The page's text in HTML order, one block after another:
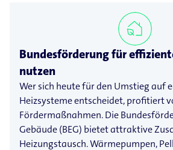
Bundesförderung für
nutzen
Wer sich heute für den Umstieg auf
Heizsysteme entscheidet, profitiert
Fördermaßnahmen. Die
Gebäude (BEG) bietet attraktive
Heizungstausch. Wärmepumpen,